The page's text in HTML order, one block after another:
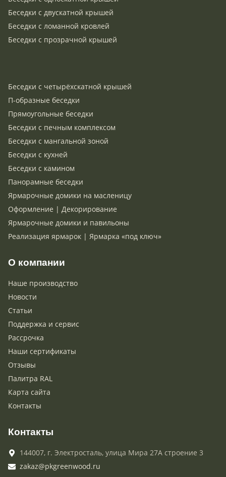
Беседки с двускатной крышей
Беседки с ломанной кровлей
Беседки с прозрачной крышей
Беседки с четырёхскатной крышей
П-образные беседки
Прямоугольные беседки
Беседки с печным комплексом
Беседки с мангальной зоной
Беседки с кухней
Беседки с камином
Панорамные беседки
Ярмарочные домики на масленицу
Оформление | Декорирование
Ярмарочные домики и павильоны
Реализация ярмарок | Ярмарка «под ключ»
О компании
Наше производство
Новости
Статьи
Поддержка и сервис
Рассрочка
Наши сертификаты
Отзывы
Палитра RAL
Карта сайта
Контакты
Контакты
144007, г. Электросталь, улица Мира 27А строение 3
zakaz@pkgreenwood.ru